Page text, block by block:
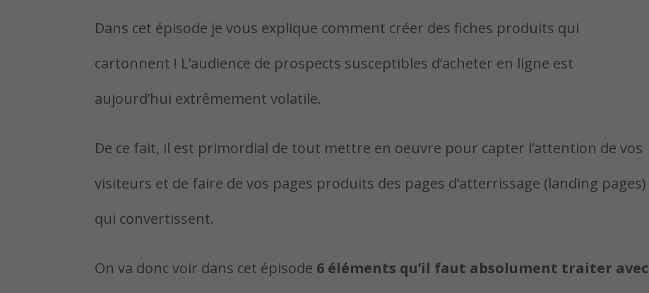
Dans cet épisode je vous explique comment créer des fiches produits qui
cartonnent ! L’audience de prospects susceptibles d’acheter en ligne est
aujourd’hui extrêmement volatile.
De ce fait, il est primordial de tout mettre en oeuvre pour capter l’attention de vos
visiteurs et de faire de vos pages produits des pages d’atterrissage (landing pages)
qui convertissent.
On va donc voir dans cet épisode 6 éléments qu’il faut absolument traiter avec